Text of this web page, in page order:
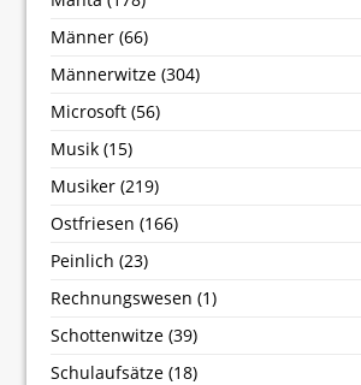
Männer (66)
Männerwitze (304)
Microsoft (56)
Musik (15)
Musiker (219)
Ostfriesen (166)
Peinlich (23)
Rechnungswesen (1)
Schottenwitze (39)
Schulaufsätze (18)